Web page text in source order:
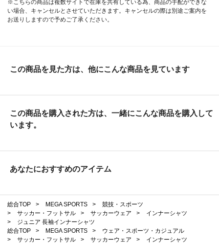
※こちらの商品は複数サイトで在庫を共有している為、商品の手配ができな
い場合、キャンセルとさせていただきます。キャンセルの際は別途ご案内を
お送りしますので予めご了承ください。
この商品を見た方は、他にこんな商品を見ています
この商品を購入された方は、一緒にこんな商品を購入して
います。
あなたにおすすめのアイテム
総合TOP > MEGA SPORTS >
競技・スポーツ
>
サッカー・フットサル > サッカーウェア >
インナーシャツ
>
ジュニア 長袖インナーシャツ
総合TOP
> MEGA SPORTS >
ウェア・スポーツ・カジュアル
>
サッカー・フットサル > サッカーウェア >
インナーシャツ